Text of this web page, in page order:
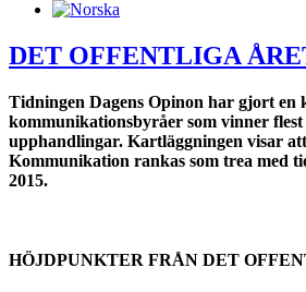
DET OFFENTLIGA
Tidningen Dagens Opinon har gjort en
kommunikationsbyråer som vinner
upphandlingar. Kartläggningen visar
Kommunikation rankas som trea med
2015.
HÖJDPUNKTER FRÅN DET